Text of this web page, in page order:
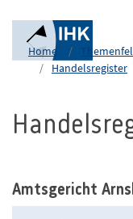
Home
Handelsregister
Amtsgericht